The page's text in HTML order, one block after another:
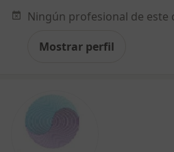
Mostrar perfil